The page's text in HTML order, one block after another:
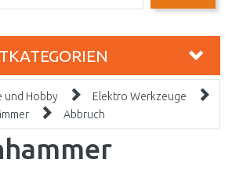
und Hobby
Elektro Werkzeuge
Abbruch